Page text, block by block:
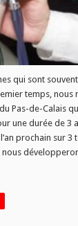
qui sont
temps, nous
Pas-de-Calais
une durée de 3
prochain sur
nous